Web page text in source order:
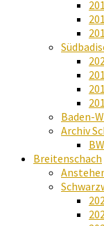
Baden-
Archiv
Breitenschach